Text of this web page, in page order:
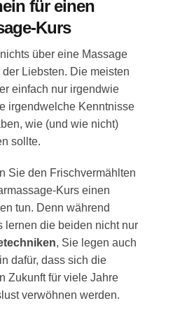
für einen
Kurs
über eine Massage
Liebsten. Die meisten
einfach nur irgendwie
irgendwelche Kenntnisse
wie (und wie nicht)
sollte.
Sie den Frischvermählten
Kurs einen
tun. Denn während
lernen die beiden nicht nur
, Sie legen auch
dafür, dass sich die
Zukunft für viele Jahre
verwöhnen werden.